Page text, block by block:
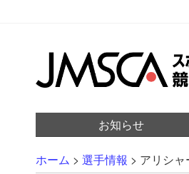
お知らせ
ホーム > 選手情報 > アリシャ